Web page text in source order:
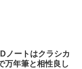
ノートはクラシカ
万年筆と相性良し